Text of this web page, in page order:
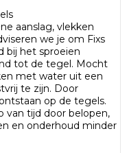
aanslag, vlekken
we je om Fixs
bij het sproeien
tot de tegel. Mocht
met water uit een
te zijn. Door
op de tegels.
van tijd door belopen,
en onderhoud minder